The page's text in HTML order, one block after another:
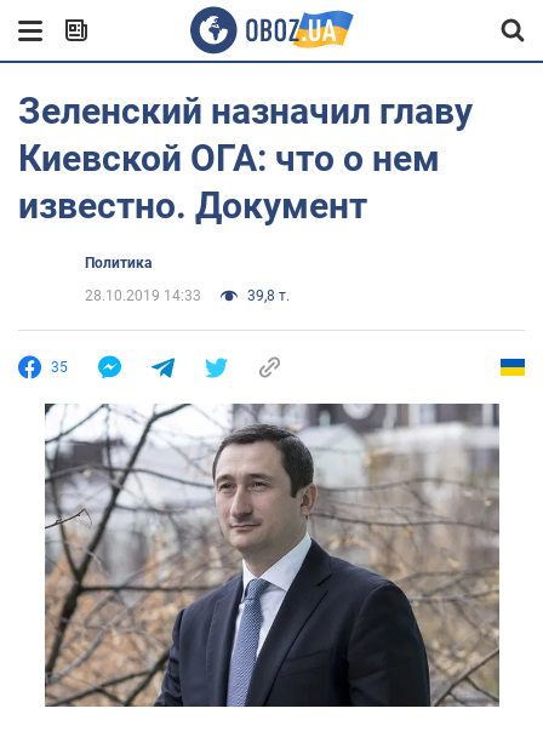
Зеленский назначил главу
Киевской ОГА: что о нем
известно. Документ
Политика
28.10.2019 14:33
39,8 т.
35